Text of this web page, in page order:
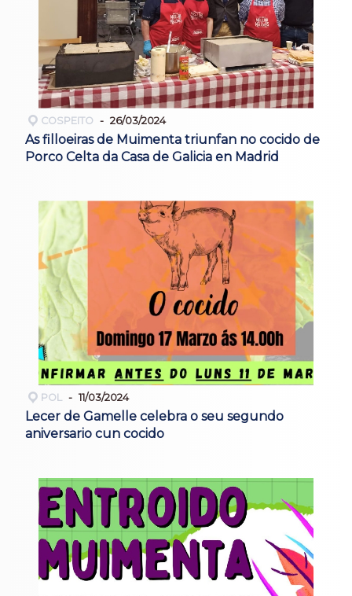
COSPEITO 26/03/2024
As filloeiras de Muimenta triunfan no cocido de
Porco Celta da Casa de Galicia en Madrid
POL 11/03/2024
Lecer de Gamelle celebra o seu segundo
aniversario cun cocido